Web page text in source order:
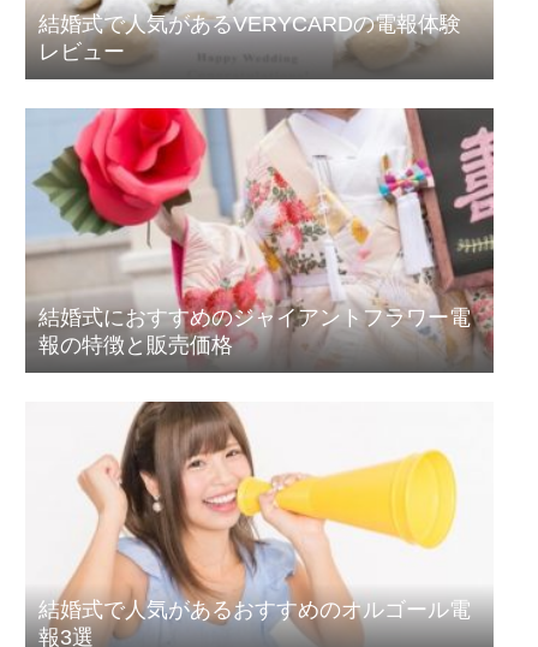
結婚式で人気があるVERYCARDの電報体験
レビュー
結婚式におすすめのジャイアントフラワー電
報の特徴と販売価格
結婚式で人気があるおすすめのオルゴール電
報3選